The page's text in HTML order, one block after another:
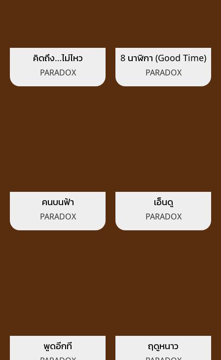
คิดถึง…ไม่ไหว
PARADOX
8 นาฬิกา (Good Time)
PARADOX
คนบนฟ้า
PARADOX
เอ็นดู
PARADOX
พูดอีกที ฤดูหนาว